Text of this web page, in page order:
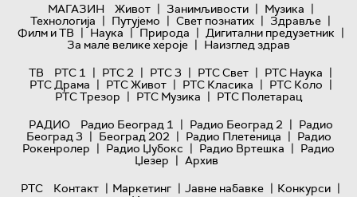
МАГАЗИН
Живот | Занимљивости | Музика |
Технологијa | Путујемо | Свет познатих | Здравље |
Филм и ТВ | Наука | Природа | Дигитални предузетник |
За мале велике хероје | Наизглед здрав
ТВ
РТС 1 | РТС 2 | РТС 3 | РТС Свет | РТС Наука |
РТС Драма | РТС Живот | РТС Класика | РТС Коло |
РТС Трезор | РТС Музика | РТС Полетарац
РАДИО
Радио Београд 1 | Радио Београд 2 | Радио
Београд 3 | Београд 202 | Радио Плетеница | Радио
Рокенролер | Радио Џубокс | Радио Вртешка | Радио
Џезер | Архив
РТС
Контакт | Маркетинг | Јавне набавке | Конкурси |